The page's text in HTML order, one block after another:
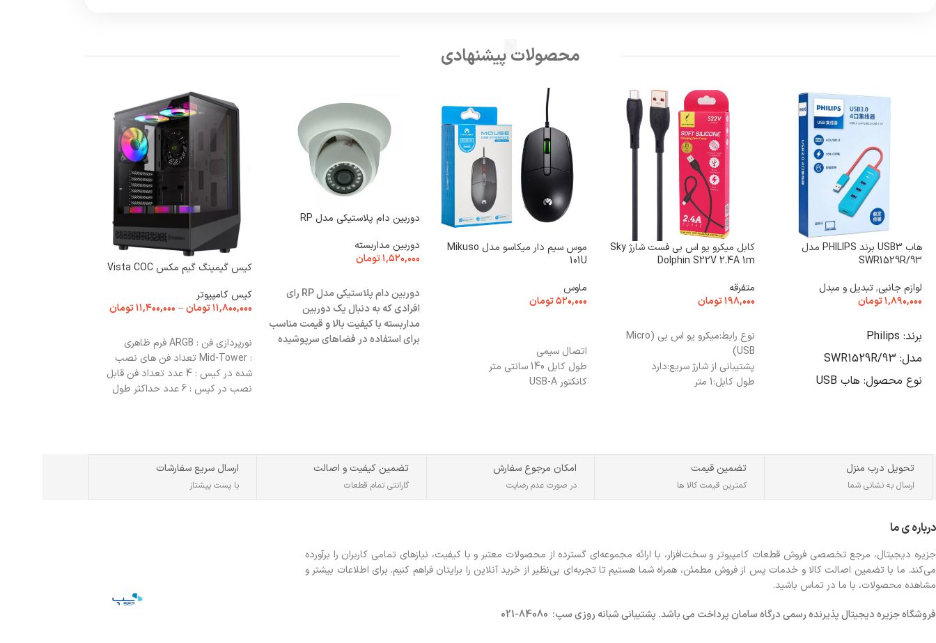
محصولات پیشنهادی
هاب USB3 برند PHILIPS مدل
SWR1529R/93
لوازم جانبی,تبدیل و مبدل
۱,۸۹۰,۰۰۰تومان
برند: Philips
مدل: SWR1529R/93
نوع محصول: هاب USB
سازگار با: USB 2.0 و USB 1.1
تغذیه: از طریق درگاه USB-C
حداکثر جریان خروجی: 0.9 آمپر
طول کابل: 0.5 متر
ابعاد: 95 × 34 × 18 میلی‌متر
سانتی‌گراد
کابل میکرو یو اس بی فست شارژ Sky
Dolphin S22V 2.4A 1m
متفرقه
۱۹۸,۰۰۰تومان
نوع رابط:
میکرو یو اس بی (Micro
USB)
پشتیبانی از شارژ سریع:دارد
طول کابل:1 متر
موس سیم دار میکاسو مدل Mikuso
101U
ماوس
۵۲۰,۰۰۰تومان
اتصال سیمی
طول کابل 140 سانتی متر
کانکتور USB-A
دوربین دام پلاستیکی مدل RP
دوربین مداربسته
۱,۵۲۰,۰۰۰تومان
دوربین دام پلاستیکی مدل RP رای
افرادی که به دنبال یک دوربین
مداربسته با کیفیت بالا و قیمت مناسب
برای استفاده در فضاهای سرپوشیده
کیس گیمینگ گیم مکس Vista COC
کیس کامپیوتر
۱۱,۸۰۰,۰۰۰تومان – ۱۱,۴۰۰,۰۰۰تومان
نورپردازی فن : ARGB فرم ظاهری
: Mid-Tower تعداد فن های نصب
شده در کیس : 4 عدد تعداد فن قابل
نصب در کیس : 6 عدد حداکثر طول
تحویل درب منزل
ارسال به نشانی شما
تضمین قیمت
کمترین قیمت کالا ها
امکان مرجوع سفارش
در صورت عدم رضایت
تضمین کیفیت و اصالت
گارانتی تمام قطعات
ارسال سریع سفارشات
با پست پیشتاز
درباره ی ما
جزیره دیجیتال، مرجع تخصصی فروش قطعات کامپیوتر و سخت‌افزار، با ارائه مجموعه‌ای گسترده از محصولات معتبر و با کیفیت، نیازهای تمامی کاربران را برآورده
می‌کند. ما با تضمین اصالت کالا و خدمات پس از فروش مطمئن، همراه شما هستیم تا تجربه‌ای بی‌نظیر از خرید آنلاین را برایتان فراهم کنیم. برای اطلاعات بیشتر و
مشاهده محصولات، با ما در تماس باشید.
فروشگاهجزیره دیجیتال پذیرنده رسمی درگاه سامان پرداخت می باشد. پشتیبانی شبانه روزی سپ: 84080-021